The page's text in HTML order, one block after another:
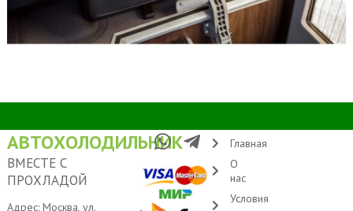
АВТОХОЛОДИЛЬНИК
ВМЕСТЕ С
ПРОХЛАДОЙ
Адрес: Москва, ул.
Главная
О
нас
Условия